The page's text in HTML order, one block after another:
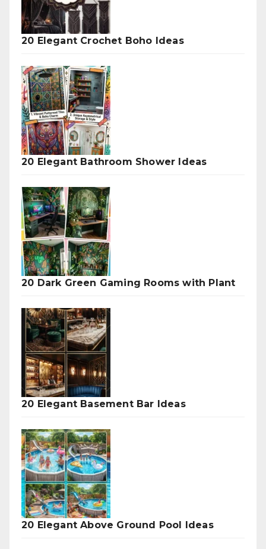
20 Elegant Crochet Boho Ideas
20 Elegant Bathroom Shower Ideas
20 Dark Green Gaming Rooms with Plant
20 Elegant Basement Bar Ideas
20 Elegant Above Ground Pool Ideas